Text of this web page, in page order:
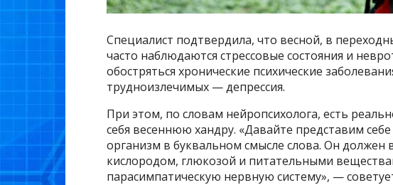
Специалист подтвердила, что весной, в
часто наблюдаются стрессовые состояния и
обостряться хронические психические
трудноизлечимых — депрессия.
При этом, по словам нейропсихолога, есть
себя весеннюю хандру. «Давайте представим
организм в буквальном смысле слова. Он должен
кислородом, глюкозой и питательными
парасимпатическую нервную систему», —